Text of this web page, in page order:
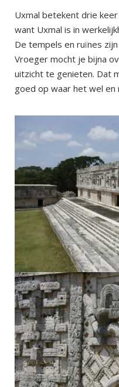
Uxmal betekent drie
want Uxmal is in
De tempels en ruïnes
Vroeger mocht je bijna
uitzicht te genieten. Dat
goed op waar het wel en